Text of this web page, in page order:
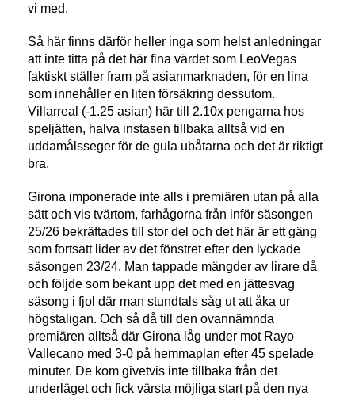
vi med.
Så här finns därför heller inga som helst anledningar
att inte titta på det här fina värdet som LeoVegas
faktiskt ställer fram på asianmarknaden, för en lina
som innehåller en liten försäkring dessutom.
Villarreal (-1.25 asian) här till 2.10x pengarna hos
speljätten, halva instasen tillbaka alltså vid en
uddamålsseger för de gula ubåtarna och det är riktigt
bra.
Girona imponerade inte alls i premiären utan på alla
sätt och vis tvärtom, farhågorna från inför säsongen
25/26 bekräftades till stor del och det här är ett gäng
som fortsatt lider av det fönstret efter den lyckade
säsongen 23/24. Man tappade mängder av lirare då
och följde som bekant upp det med en jättesvag
säsong i fjol där man stundtals såg ut att åka ur
högstaligan. Och så då till den ovannämnda
premiären alltså där Girona låg under mot Rayo
Vallecano med 3-0 på hemmaplan efter 45 spelade
minuter. De kom givetvis inte tillbaka från det
underläget och fick värsta möjliga start på den nya